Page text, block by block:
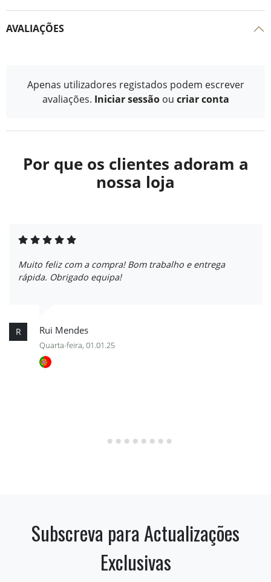
AVALIAÇÕES
Apenas utilizadores registados podem escrever
avaliações. Iniciar sessão ou criar conta
Por que os clientes adoram a
nossa loja
Muito feliz com a compra! Bom trabalho e entrega
rápida. Obrigado equipa!
R Rui Mendes
Quarta-feira, 01.01.25
Subscreva para Actualizações
Exclusivas